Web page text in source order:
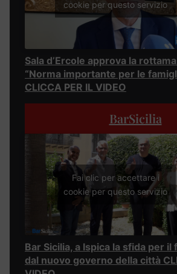
cookie per questo servizio
Sala d’Ercole approva la
“Norma importante per le
CLICCA PER IL VIDEO
BarSicilia
Fai clic per accettare i
cookie per questo servizio
Bar Sicilia, a Ispica la sfida per il
dal nuovo governo della città